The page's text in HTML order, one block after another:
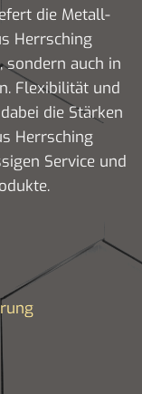
die Metall-
Herrsching
sondern auch in
Flexibilität und
die Stärken
Herrsching
Service und